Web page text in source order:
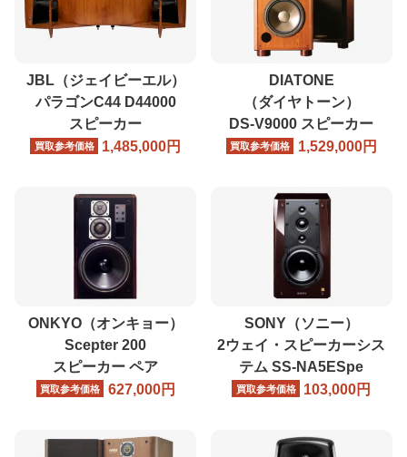
JBL（ジェイビーエル）
パラゴンC44 D44000
スピーカー
買取参考価格 1,485,000円
DIATONE
（ダイヤトーン）
DS-V9000 スピーカー
買取参考価格 1,529,000円
ONKYO（オンキョー）
Scepter 200
スピーカー ペア
買取参考価格 627,000円
SONY（ソニー）
2ウェイ・スピーカーシス
テムSS-NA5ESpe
買取参考価格 103,000円